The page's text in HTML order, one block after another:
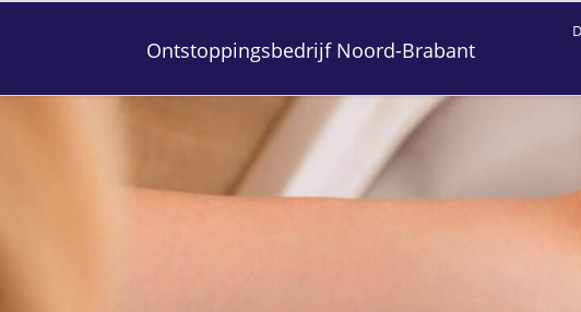
Ontstoppingsbedrijf Noord-Brabant